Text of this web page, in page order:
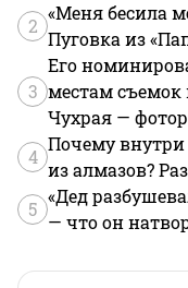
2
«Меня бесила
Пуговка из
3
Его
местам съемок
Чухрая —
4
Почему
из алмазов?
5
«Дед
— что он